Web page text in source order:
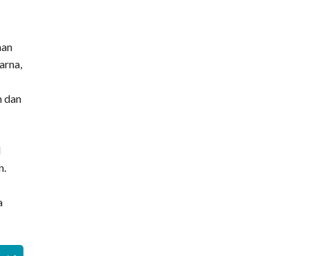
dan